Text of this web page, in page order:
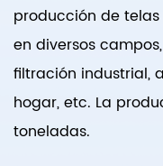
producción de
en diversos
filtración industrial,
hogar, etc. La
toneladas.